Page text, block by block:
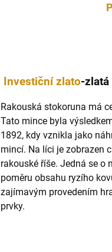
Investiční zlato-
Rakouská stokoruna má
Tato mince byla
1892, kdy vznikla jako
mincí. Na líci je zobrazen
rakouské říše. Jedná se o
poměru obsahu ryzího
zajímavým provedením
prvky.